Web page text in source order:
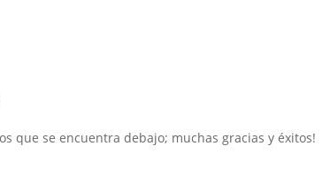
que se encuentra debajo; muchas gracias y éxitos!